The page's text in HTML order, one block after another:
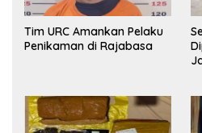
Tim URC Amankan Pelaku
Penikaman di Rajabasa